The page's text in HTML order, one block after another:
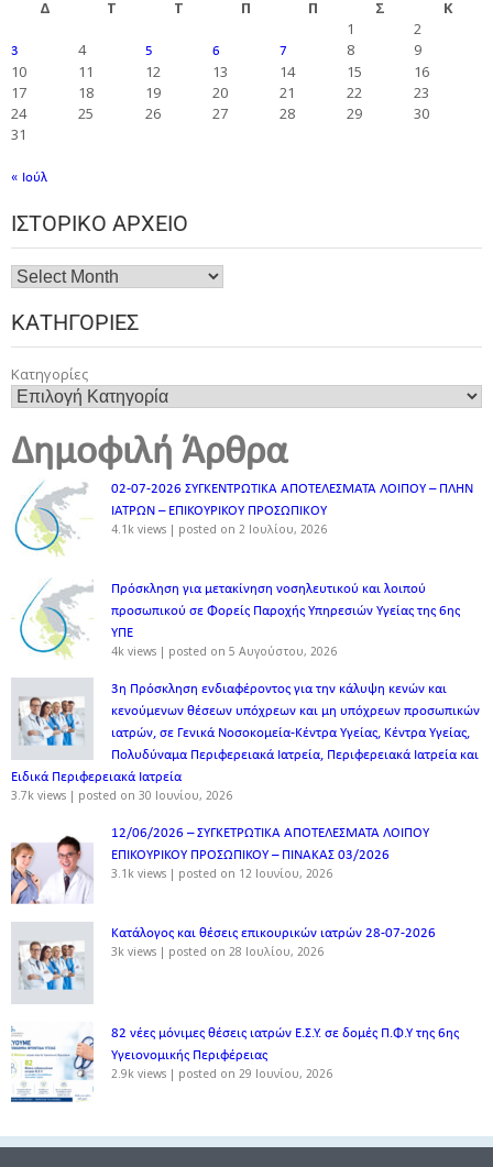
Δ Τ Τ Π Π Σ
Κ
1
2
3 4 5 6 7 8
9
10
11 12 13 14 15
16
17
18 19 20 21 22
23
24
25 26 27 28 29
30
31
« Ιούλ
ΙΣΤΟΡΙΚΌ ΑΡΧΕΊΟ
ΚΑΤΗΓΟΡΊΕΣ
Κατηγορίες
Δημοφιλή Άρθρα
02-07-2026 ΣΥΓΚΕΝΤΡΩΤΙΚΑ ΑΠΟΤΕΛΕΣΜΑΤΑ ΛΟΙΠΟΥ – ΠΛΗΝ
ΙΑΤΡΩΝ – ΕΠΙΚΟΥΡΙΚΟΥ ΠΡΟΣΩΠΙΚOY
4.1k views | posted on 2 Ιουλίου, 2026
Πρόσκληση για μετακίνηση νοσηλευτικού και λοιπού
προσωπικού σε Φορείς Παροχής Υπηρεσιών Υγείας της 6ης
ΥΠΕ
4k views | posted on 5 Αυγούστου, 2026
3η Πρόσκληση ενδιαφέροντος για την κάλυψη κενών και
κενούμενων θέσεων υπόχρεων και μη υπόχρεων προσωπικών
ιατρών, σε Γενικά Νοσοκομεία-Κέντρα Υγείας, Κέντρα Υγείας,
Πολυδύναμα Περιφερειακά Ιατρεία, Περιφερειακά Ιατρεία και
Ειδικά Περιφερειακά Ιατρεία
3.7k views | posted on 30 Ιουνίου, 2026
12/06/2026 – ΣΥΓΚΕΤΡΩΤΙΚΑ ΑΠΟΤΕΛΕΣΜΑΤΑ ΛΟΙΠΟΥ
ΕΠΙΚΟΥΡΙΚΟΥ ΠΡΟΣΩΠΙΚΟΥ – ΠΙΝΑΚΑΣ 03/2026
3.1k views | posted on 12 Ιουνίου, 2026
Κατάλογος και θέσεις επικουρικών ιατρών 28-07-2026
3k views | posted on 28 Ιουλίου, 2026
82 νέες μόνιμες θέσεις ιατρών Ε.Σ.Υ. σε δομές Π.Φ.Υ της 6ης
Υγειονομικής Περιφέρειας
2.9k views | posted on 29 Ιουνίου, 2026